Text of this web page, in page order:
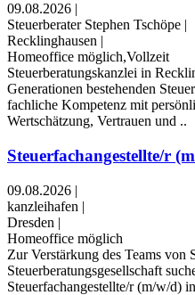
09.08.2026 |
Steuerberater Stephen Tschöpe |
Recklinghausen |
Homeoffice möglich,Vollzeit
Steuerberatungskanzlei in
Generationen bestehenden
fachliche Kompetenz mit
Wertschätzung, Vertrauen und ..
Steuerfachangestellte/r
09.08.2026 |
kanzleihafen |
Dresden |
Homeoffice möglich
Zur Verstärkung des Teams von
Steuerberatungsgesellschaft
Steuerfachangestellte/r (m/w/d)